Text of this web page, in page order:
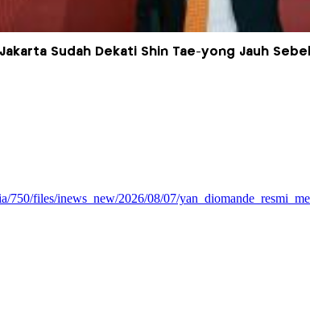
Sudah Dekati Shin Tae-yong Jauh